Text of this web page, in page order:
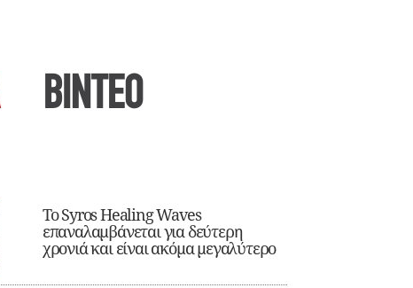
ΒΙΝΤΕΟ
Το Syros Healing Waves
επαναλαμβάνεται για δεύτερη
χρονιά και είναι ακόμα μεγαλύτερο